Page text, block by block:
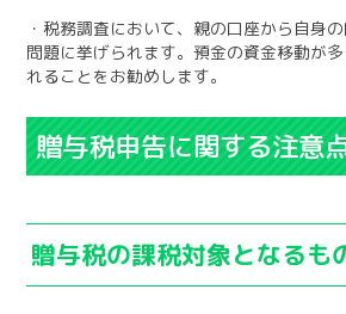
・税務調査において、親の口座から自身
問題に挙げられます。預金の資金移動が
れることをお勧めします。
贈与税申告に関する注意
贈与税の課税対象となるも